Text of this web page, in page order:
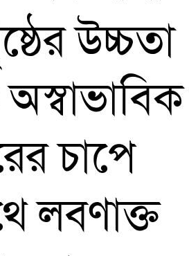
উচ্চতা
চাপে
লবণাক্ত